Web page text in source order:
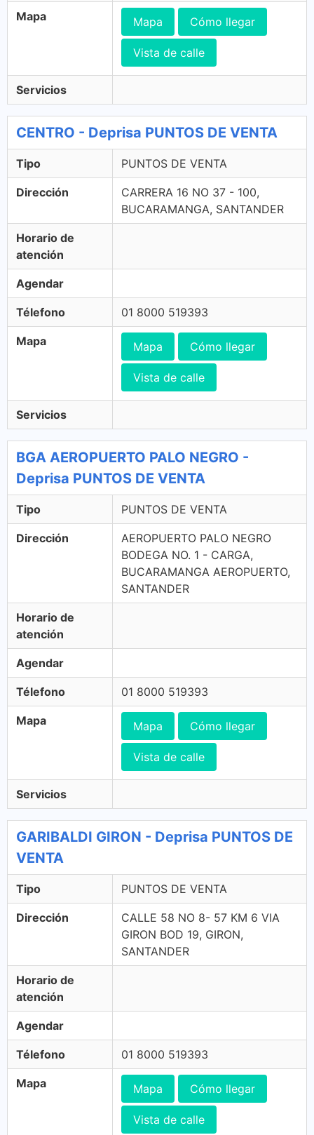
Mapa Mapa Cómo llegar
Vista de calle
Servicios
CENTRO - Deprisa PUNTOS DE VENTA
Tipo PUNTOS DE VENTA
Dirección
CARRERA 16 NO 37 - 100,
BUCARAMANGA, SANTANDER
Horario de
atención
Agendar
Télefono 01 8000 519393
Mapa Mapa Cómo llegar
Vista de calle
Servicios
BGA AEROPUERTO PALO NEGRO -
Deprisa PUNTOS DE VENTA
Tipo PUNTOS DE VENTA
Dirección
AEROPUERTO PALO NEGRO
BODEGA NO. 1 - CARGA,
BUCARAMANGA AEROPUERTO,
SANTANDER
Horario de
atención
Agendar
Télefono 01 8000 519393
Mapa Mapa Cómo llegar
Vista de calle
Servicios
GARIBALDI GIRON - Deprisa PUNTOS DE
VENTA
Tipo PUNTOS DE VENTA
Dirección
CALLE 58 NO 8- 57 KM 6 VIA
GIRON BOD 19, GIRON,
SANTANDER
Horario de
atención
Agendar
Télefono 01 8000 519393
Mapa Mapa Cómo llegar
Vista de calle